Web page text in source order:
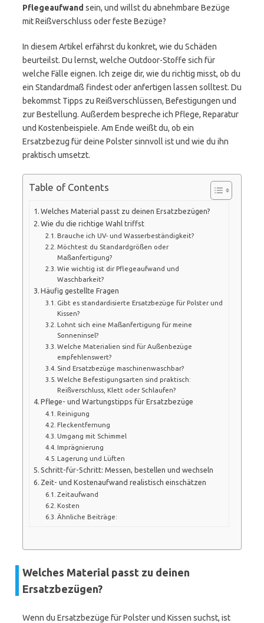
Pflegeaufwand sein, und willst du abnehmbare Bezüge
mit Reißverschluss oder feste Bezüge?
In diesem Artikel erfährst du konkret, wie du Schäden
beurteilst. Du lernst, welche Outdoor-Stoffe sich für
welche Fälle eignen. Ich zeige dir, wie du richtig misst, ob du
ein Standardmaß findest oder anfertigen lassen solltest. Du
bekommst Tipps zu Reißverschlüssen, Befestigungen und
zur Bestellung. Außerdem bespreche ich Pflege, Reparatur
und Kostenbeispiele. Am Ende weißt du, ob ein
Ersatzbezug für deine Polster sinnvoll ist und wie du ihn
praktisch umsetzt.
Table of Contents
Welches Material passt zu deinen Ersatzbezügen?
Wie du die richtige Wahl triffst
Brauche ich UV- und Wasserbeständigkeit?
Möchtest du Standardgrößen oder
Maßanfertigung?
Wie wichtig ist dir Pflegeaufwand und
Waschbarkeit?
Häufig gestellte Fragen
Gibt es standardisierte Ersatzbezüge für Polster und
Kissen?
Lohnt sich eine Maßanfertigung für meine
Sonneninsel?
Welche Materialien sind für Außenbezüge
empfehlenswert?
Sind Ersatzbezüge maschinenwaschbar?
Welche Befestigungsarten sind praktisch:
Reißverschluss, Klett oder Schlaufen?
Pflege- und Wartungstipps für Ersatzbezüge
Reinigung
Fleckentfernung
Umgang mit Schimmel
Imprägnierung
Lagerung und Lüften
Schritt-für-Schritt: Messen, bestellen und wechseln
Zeit- und Kostenaufwand realistisch einschätzen
Zeitaufwand
Kosten
Ähnliche Beiträge:
Welches Material passt zu deinen
Ersatzbezügen?
Wenn du Ersatzbezüge für Polster und Kissen suchst, ist